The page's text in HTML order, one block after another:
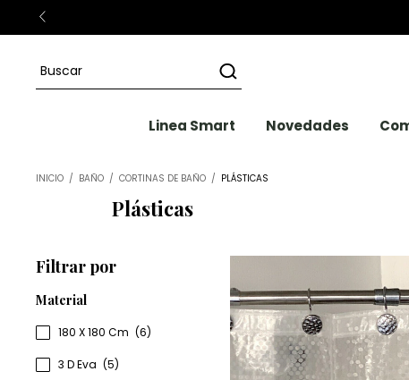
Linea Smart Novedades
INICIO / BAÑO / CORTINAS DE BAÑO / PLÁSTICAS
Plásticas
Filtrar por
Material
180 X 180 Cm (6)
3 D Eva (5)